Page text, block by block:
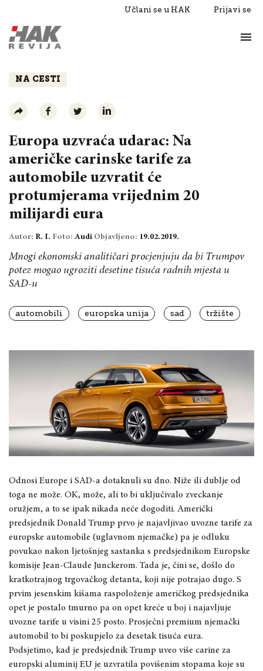
Učlani se u HAK Prijavi se
Razgovori
NA CESTI
Europa uzvraća udarac: Na
američke carinske tarife za
automobile uzvratit će
protumjerama vrijednim 20
milijardi eura
Autor: R. I. Foto: Audi Objavljeno: 19.02.2019.
Mnogi ekonomski analitičari procjenjuju da bi Trumpov
potez mogao ugroziti desetine tisuća radnih mjesta u
SAD-u
automobili europska unija sad tržište
Odnosi Europe i SAD-a dotaknuli su dno. Niže ili dublje od
toga ne može. OK, može, ali to bi uključivalo zveckanje
oružjem, a to se ipak nikada neće dogoditi. Američki
predsjednik Donald Trump prvo je najavljivao uvozne tarife za
europske automobile (uglavnom njemačke) pa je odluku
povukao nakon ljetošnjeg sastanka s predsjednikom Europske
komisije Jean-Claude Junckerom. Tada je, čini se, došlo do
kratkotrajnog trgovačkog detanta, koji nije potrajao dugo. S
prvim jesenskim kišama raspoloženje američkog predsjednika
opet je postalo tmurno pa on opet kreće u boj i najavljuje
uvozne tarife u visini 25 posto. Prosječni premium njemački
automobil to bi poskupjelo za desetak tisuća eura.
Podsjetimo, kad je predsjednik Trump uveo više carine za
europski aluminij EU je uzvratila povišenim stopama koje su